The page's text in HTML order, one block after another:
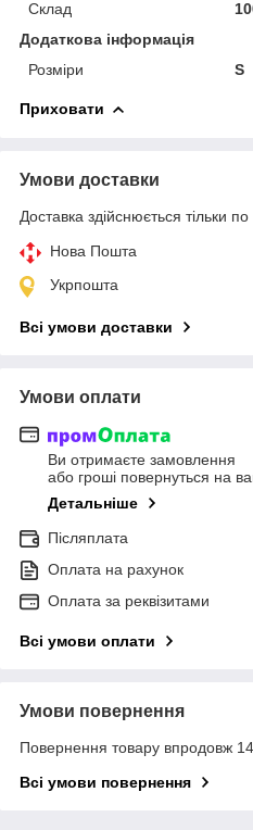
Склад
Додаткова інформація
Розміри
S
Приховати
Умови доставки
Доставка здійснюється тільки
Нова Пошта
Укрпошта
Всі умови доставки
Умови оплати
Ви отримаєте замовлення
або гроші повернуться на
Детальніше
Післяплата
Оплата на рахунок
Оплата за реквізитами
Всі умови оплати
Умови повернення
Повернення товару впродовж
Всі умови повернення